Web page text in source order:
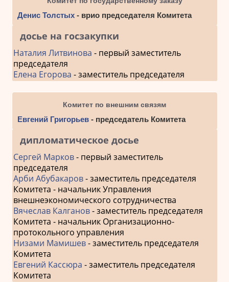
Денис Толстых- врио председателя Комитета
досье на госзакупки
Наталия Литвинова - первый заместитель
председателя
Елена Егорова - заместитель председателя
Комитет по внешним связям
Евгений Григорьев- председатель Комитета
дипломатическое досье
Сергей Марков- первый заместитель
председателя
Арби Абубакаров- заместитель председателя
Комитета - начальник Управления
внешнеэкономического сотрудничества
Вячеслав Калганов- заместитель председателя
Комитета - начальник Организационно-
протокольного управления
Низами Мамишев- заместитель председателя
Комитета
Евгений Кассюра - заместитель председателя
Комитета